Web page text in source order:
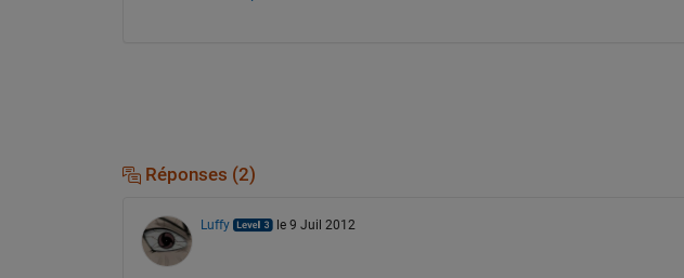
Réponses (2)
Luffy le 9 Juil 2012